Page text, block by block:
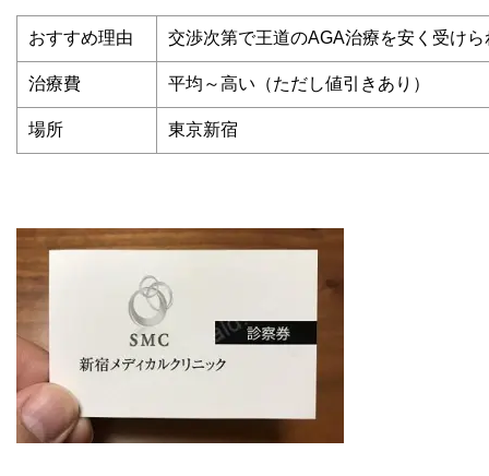
おすすめ理由 交渉次第で王道のAGA治療を安く受けら
治療費 平均～高い（ただし値引きあり）
場所 東京新宿